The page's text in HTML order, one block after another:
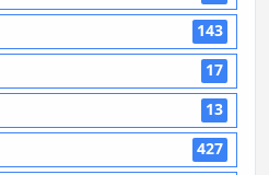
143
17
13
427